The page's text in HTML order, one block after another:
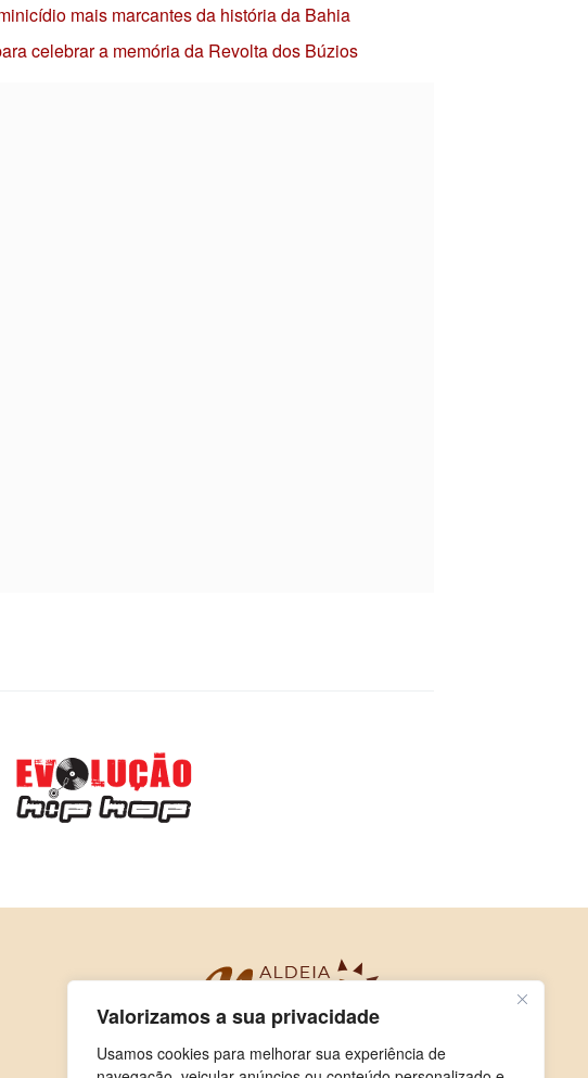
Valorizamos a sua privacidade
Usamos cookies para melhorar sua experiência de
mais marcantes da história da Bahia
celebrar a memória da Revolta dos Búzios